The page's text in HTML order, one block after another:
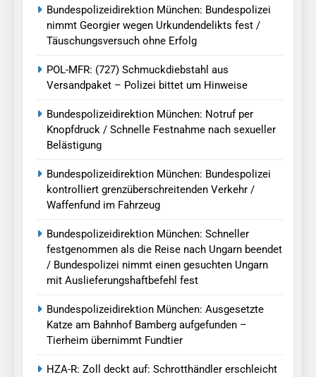
Bundespolizeidirektion München: Bundespolizei
nimmt Georgier wegen Urkundendelikts fest /
Täuschungsversuch ohne Erfolg
POL-MFR: (727) Schmuckdiebstahl aus
Versandpaket – Polizei bittet um Hinweise
Bundespolizeidirektion München: Notruf per
Knopfdruck / Schnelle Festnahme nach sexueller
Belästigung
Bundespolizeidirektion München: Bundespolizei
kontrolliert grenzüberschreitenden Verkehr /
Waffenfund im Fahrzeug
Bundespolizeidirektion München: Schneller
festgenommen als die Reise nach Ungarn beendet
/ Bundespolizei nimmt einen gesuchten Ungarn
mit Auslieferungshaftbefehl fest
Bundespolizeidirektion München: Ausgesetzte
Katze am Bahnhof Bamberg aufgefunden –
Tierheim übernimmt Fundtier
HZA-R: Zoll deckt auf: Schrotthändler erschleicht